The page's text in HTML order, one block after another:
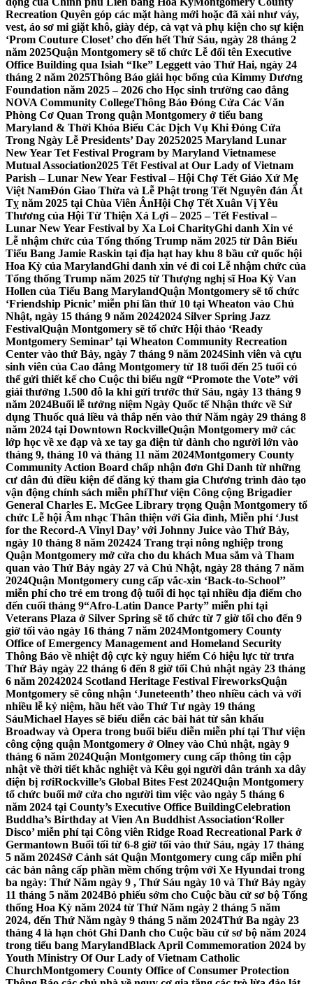
Recreation Quyên góp các mặt hàng mới hoặc đã xài như váy,
vest, áo sơ mi giặt khô, giày dép, cà vạt và phụ kiện cho sự kiện
‘Prom Couture Closet’ cho đến hết Thứ Sáu, ngày 28 tháng 2
năm 2025Quận Montgomery sẽ tổ chức Lễ đổi tên Executive
Office Building qua Isiah “Ike” Leggett vào Thứ Hai, ngày 24
tháng 2 năm 2025Thông Báo giải học bổng của Kimmy Dương
Foundation năm 2025 – 2026 cho Học sinh trường cao đẳng
NOVA Community CollegeThông Báo Đóng Cửa Các Văn
Phòng Cơ Quan Trong quận Montgomery ở tiểu bang
Maryland & Thời Khóa Biểu Các Dịch Vụ Khi Đóng Cửa
Trong Ngày Lễ Presidents’ Day 20252025 Maryland Lunar
New Year Tet Festival Program by Maryland Vietnamese
Mutual Association2025 Tết Festival at Our Lady of Vietnam
Parish – Lunar New Year Festival – Hội Chợ Tết Giáo Xứ Mẹ
Việt NamĐón Giao Thừa và Lễ Phật trong Tết Nguyên đán Ất
Tỵ năm 2025 tại Chùa Viên ÂnHội Chợ Tết Xuân Vị Yêu
Thương của Hội Từ Thiện Xá Lợi – 2025 – Tết Festival –
Lunar New Year Festival by Xa Loi CharityGhi danh Xin vé
Lễ nhậm chức của Tổng thống Trump năm 2025 từ Dân Biểu
Tiểu Bang Jamie Raskin tại địa hạt hay khu 8 bầu cử quốc hội
Hoa Kỳ của MarylandGhi danh xin vé đi coi Lễ nhậm chức của
Tổng thống Trump năm 2025 từ Thượng nghị sĩ Hoa Kỳ Van
Hollen của Tiểu Bang MarylandQuận Montgomery sẽ tổ chức
‘Friendship Picnic’ miễn phí lần thứ 10 tại Wheaton vào Chủ
Nhật, ngày 15 tháng 9 năm 20242024 Silver Spring Jazz
FestivalQuận Montgomery sẽ tổ chức Hội thảo ‘Ready
Montgomery Seminar’ tại Wheaton Community Recreation
Center vào thứ Bảy, ngày 7 tháng 9 năm 2024Sinh viên và cựu
sinh viên của Cao đẳng Montgomery từ 18 tuổi đến 25 tuổi có
thể gửi thiết kế cho Cuộc thi biểu ngữ “Promote the Vote” với
giải thưởng 1.500 đô la khi gửi trước thứ Sáu, ngày 13 tháng 9
năm 2024Buổi lễ tưởng niệm Ngày Quốc tế Nhận thức về Sử
dụng Thuốc quá liều và thắp nến vào thứ Năm ngày 29 tháng 8
năm 2024 tại Downtown RockvilleQuận Montgomery mở các
lớp học về xe đạp và xe tay ga điện tử dành cho người lớn vào
tháng 9, tháng 10 và tháng 11 năm 2024Montgomery County
Community Action Board chấp nhận đơn Ghi Danh từ những
cư dân đủ điều kiện để đăng ký tham gia Chương trình đào tạo
vận động chính sách miễn phíThư viện Công cộng Brigadier
General Charles E. McGee Library trọng Quận Montgomery tổ
chức Lễ hội Âm nhạc Thân thiện với Gia đình, Miễn phí ‘Just
for the Record-A Vinyl Day’ với Johnny Juice vào Thứ Bảy,
ngày 10 tháng 8 năm 202424 Trang trại nông nghiệp trong
Quận Montgomery mở cửa cho du khách Mua sắm và Tham
quan vào Thứ Bảy ngày 27 và Chủ Nhật, ngày 28 tháng 7 năm
2024Quận Montgomery cung cấp vắc-xin ‘Back-to-School’’
miễn phí cho trẻ em trong độ tuổi đi học tại nhiều địa điểm cho
đến cuối tháng 9“Afro-Latin Dance Party” miễn phí tại
Veterans Plaza ở Silver Spring sẽ tổ chức từ 7 giờ tối cho đến 9
giờ tối vào ngày 16 tháng 7 năm 2024Montgomery County
Office of Emergency Management and Homeland Security
Thông Báo về nhiệt độ cực kỳ nguy hiểm Có hiệu lực từ trưa
Thứ Bảy ngày 22 tháng 6 đến 8 giờ tối Chủ nhật ngày 23 tháng
6 năm 20242024 Scotland Heritage Festival FireworksQuận
Montgomery sẽ công nhận ‘Juneteenth’ theo nhiều cách và với
nhiều lễ kỷ niệm, hầu hết vào Thứ Tư ngày 19 tháng
SáuMichael Hayes sẽ biểu diễn các bài hát từ sân khấu
Broadway và Opera trong buổi biểu diễn miễn phí tại Thư viện
công cộng quận Montgomery ở Olney vào Chủ nhật, ngày 9
tháng 6 năm 2024Quận Montgomery cung cấp thông tin cập
nhật về thời tiết khắc nghiệt và Kêu gọi người dân tránh xa dây
điện bị rơiRockville’s Global Bites Fest 2024Quận Montgomery
tổ chức buổi mở cửa cho người tìm việc vào ngày 5 tháng 6
năm 2024 tại County’s Executive Office BuildingCelebration
Buddha’s Birthday at Vien An Buddhist Association‘Roller
Disco’ miễn phí tại Công viên Ridge Road Recreational Park ở
Germantown Buổi tối từ 6-8 giờ tối vào thứ Sáu, ngày 17 tháng
5 năm 2024Sở Cảnh sát Quận Montgomery cung cấp miễn phí
các bản nâng cấp phần mềm chống trộm với Xe Hyundai trong
ba ngày: Thứ Năm ngày 9 , Thứ Sáu ngày 10 và Thứ Bảy ngày
11 tháng 5 năm 2024Bỏ phiếu sớm cho Cuộc bầu cử sơ bộ Tổng
thống Hoa Kỳ năm 2024 từ Thứ Năm ngày 2 tháng 5 năm
2024, đến Thứ Năm ngày 9 tháng 5 năm 2024Thứ Ba ngày 23
tháng 4 là hạn chót Ghi Danh cho Cuộc bầu cử sơ bộ năm 2024
trong tiểu bang MarylandBlack April Commemoration 2024 by
Youth Ministry Of Our Lady of Vietnam Catholic
ChurchMontgomery County Office of Consumer Protection